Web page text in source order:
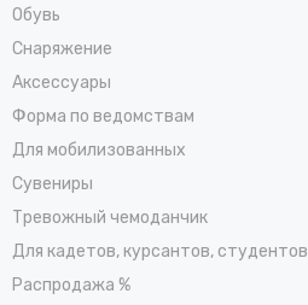
Обувь
Снаряжение
Аксессуары
Форма по ведомствам
Для мобилизованных
Сувениры
Тревожный чемоданчик
Для кадетов, курсантов, студентов
Распродажа %